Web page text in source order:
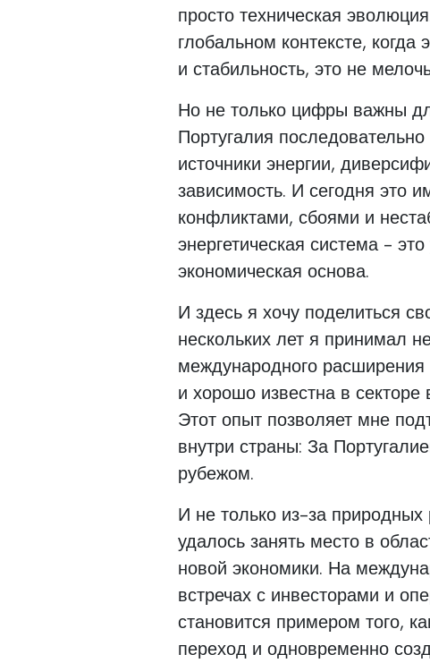
просто техническая
глобальном контексте, когда
и стабильность, это не
Но не только цифры важны
Португалия
источники энергии,
зависимость. И сегодня это
конфликтами, сбоями и
энергетическая система -
экономическая основа.
И здесь я хочу поделиться
нескольких лет я принимал
международного
и хорошо известна в секторе
Этот опыт позволяет мне
внутри страны: За
рубежом.
И не только из-за природных
удалось занять место в
новой экономики. На
встречах с инвесторами и
становится примером того,
переход и одновременно